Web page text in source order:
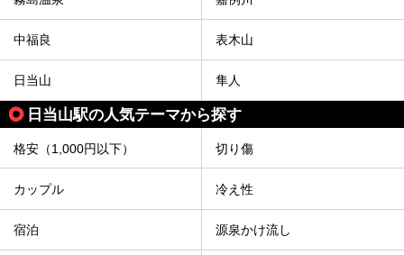
中福良 表木山
日当山 隼人
日当山駅の人気テーマから探す
格安（1,000円以下） 切り傷
カップル 冷え性
宿泊 源泉かけ流し